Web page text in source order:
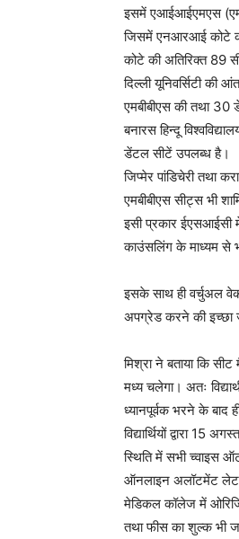
इसमें एआईआईएमएस
जिसमें एनआरआई कोटे
कोटे की अतिरिक्त 89
दिल्ली यूनिवर्सिटी की
एमबीबीएस की तथा 30
बनारस हिन्दू
डेंटल सीटें उपलब्ध है।
जिप्मेर पांडिचेरी तथा
एमबीबीएस सीट्स भी
इसी प्रकार ईएसआईसी
काउंसलिंग के माध्यम से
इसके साथ ही वर्चुअल
अपग्रेड करने की इच्छा
मिश्रा ने बताया कि
मध्य चलेगा। अतः
ध्यानपूर्वक भरने के बाद
विद्यार्थियों द्वारा
स्थिति में सभी च्वाइस
ऑनलाइन अलॉटमेंट
मेडिकल कॉलेज में
तथा फीस का शुल्क भी